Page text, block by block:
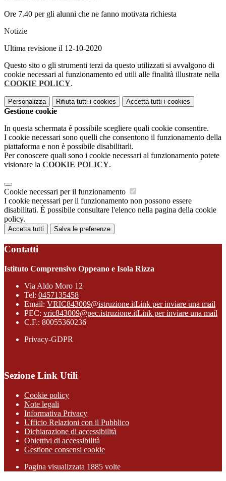
Ore 7.40 per gli alunni che ne fanno motivata richiesta
Notizie
Ultima revisione il 12-10-2020
Questo sito o gli strumenti terzi da questo utilizzati si avvalgono di
cookie necessari al funzionamento ed utili alle finalità illustrate nella
COOKIE POLICY.
Personalizza Rifiuta tutti i cookies Accetta tutti i cookies
Gestione cookie
In questa schermata è possibile scegliere quali cookie consentire.
I cookie necessari sono quelli che consentono il funzionamento della
piattaforma e non è possibile disabilitarli.
Per conoscere quali sono i cookie necessari al funzionamento potete
visionare la COOKIE POLICY.
Cookie necessari per il funzionamento
I cookie necessari per il funzionamento non possono essere
disabilitati. È possibile consultare l'elenco nella pagina della cookie
policy.
Accetta tutti Salva le preferenze
Contatti
Istituto Comprensivo Oppeano e Isola Rizza
Via Aldo Moro 12
Tel: 0457135458
Email: VRIC843009@istruzione.itLink per inviare una mail
PEC: vric843009@pec.istruzione.itLink per inviare una mail
C.F.: 80055360236
Privacy-GDPR
Sezione Link Utili
Cookie policy
Note legali
Informativa Privacy
Ufficio Relazioni con il Pubblico
Dichiarazione di accessibilità
Obiettivi di accessibilità
Gestione consensi cookie
Pagina visualizzata 1885 volte